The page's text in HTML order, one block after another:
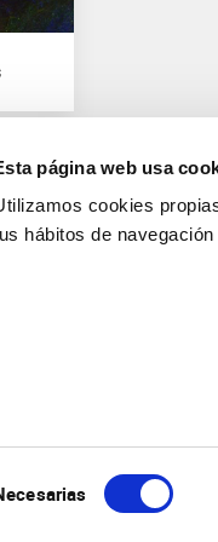
página web usa
cookies
hábitos de